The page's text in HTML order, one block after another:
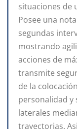
situaciones de
Posee una
segundas
mostrando
acciones de
transmite
de la
personalidad y
laterales
trayectorias.